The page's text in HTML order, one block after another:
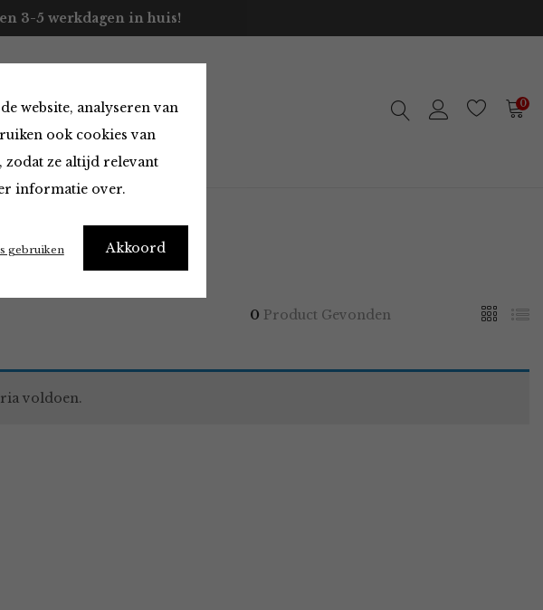
website, analyseren van
ook cookies van
zodat ze altijd relevant
informatie over.
Akkoord
gebruiken
3-5 werkdagen in huis!
Contact 0
0 Product Gevonden
voldoen.